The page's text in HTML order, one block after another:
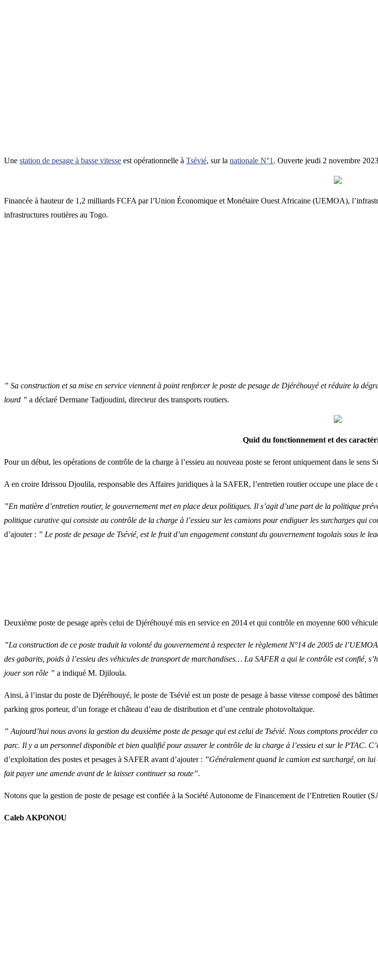
Une station de pesage à basse vitesse est opérationnelle à Tsévié, sur la nationale N°1 . Ouverte jeudi 2 novembre
Financée à hauteur de 1,2 milliards FCFA par l’Union Économique et Monétaire Ouest Africaine (UEMOA),
infrastructures routières au Togo.
” Sa construction et sa mise en service viennent à point renforcer le poste de pesage de Djéréhouyé et réduire la
lourd ” a déclaré Dermane Tadjoudini, directeur des transports routiers.
Quid du fonctionnement et des
Pour un début, les opérations de contrôle de la charge à l’essieu au nouveau poste se feront uniquement dans le sens
A en croire Idrissou Djoulila, responsable des Affaires juridiques à la SAFER, l’entretien routier occupe une place de
”En matière d’entretien routier, le gouvernement met en place deux politiques. Il s’agit d’une part de la politique
politique curative qui consiste au contrôle de la charge à l’essieu sur les camions pour endiguer les surcharges qui
d’ajouter : ” Le poste de pesage de Tsévié, est le fruit d’un engagement constant du gouvernement togolais sous le
Deuxième poste de pesage après celui de Djéréhouyé mis en service en 2014 et qui contrôle en moyenne 600
”La construction de ce poste traduit la volonté du gouvernement à respecter le règlement N°14 de 2005 de
des gabarits, poids à l’essieu des véhicules de transport de marchandises… La SAFER a qui le contrôle est confié,
jouer son rôle ” a indiqué M. Djiloula.
Ainsi, à l’instar du poste de Djéréhouyé, le poste de Tsévié est un poste de pesage à basse vitesse composé des
parking gros porteur, d’un forage et château d’eau de distribution et d’une centrale photovoltaïque.
” Aujourd’hui nous avons la gestion du deuxième poste de pesage qui est celui de Tsévié. Nous comptons procéder
parc. Il y a un personnel disponible et bien qualifié pour assurer le contrôle de la charge à l’essieu et sur le PTAC.
d’exploitation des postes et pesages à SAFER avant d’ajouter : ”Généralement quand le camion est surchargé, on
fait payer une amende avant de le laisser continuer sa route”.
Notons que la gestion de poste de pesage est confiée à la Société Autonome de Financement de l’Entretien Routier
Caleb AKPONOU